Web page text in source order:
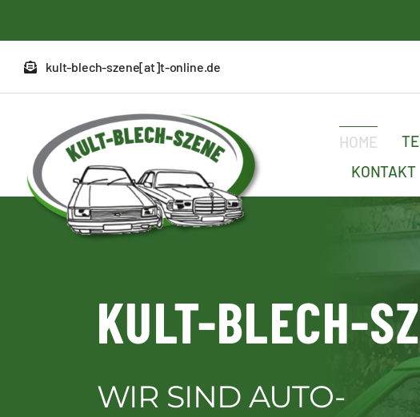
Inhalt
springenkult-blech-szene[at]t-online.de
HOME
KONTAKT
KULT-BLECH-
WIR SIND AUTO-